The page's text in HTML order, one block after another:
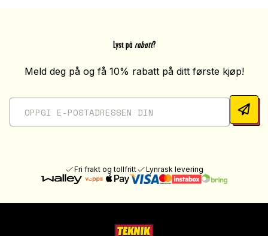
Lyst på rabatt?
Meld deg på og få 10% rabatt på ditt første kjøp!
Fri frakt og tollfritt Lynrask levering